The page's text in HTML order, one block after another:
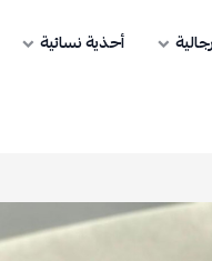
أحذية نسائية